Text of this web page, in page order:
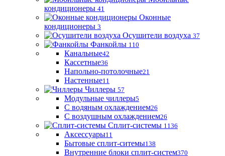
кондиционеры 41
Оконные
кондиционеры 3
Осушители воздуха 37
Фанкойлы 110
Канальные42
Кассетные36
Напольно-потолочные21
Настенные11
Чиллеры 57
Модульные чиллеры5
С водяным охлаждением26
С воздушным охлаждением26
Сплит-системы 1136
Аксессуары11
Бытовые сплит-ситемы138
Внутренние блоки сплит-систем370